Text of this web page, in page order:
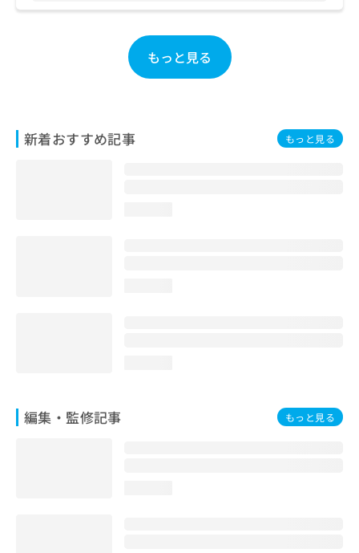
もっと見る
新着おすすめ記事 もっと見る
編集・監修記事 もっと見る
お
ち